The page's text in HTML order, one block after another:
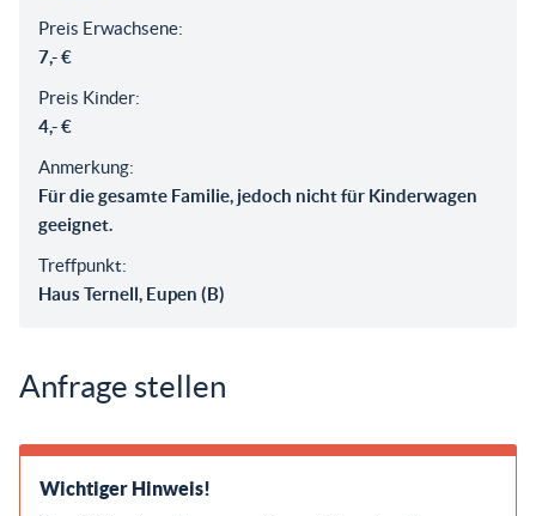
Preis Erwachsene:
7,- €
Preis Kinder:
4,- €
Anmerkung:
Für die gesamte Familie, jedoch nicht für Kinderwagen
geeignet.
Treffpunkt:
Haus Ternell, Eupen (B)
Anfrage stellen
Wichtiger Hinweis!